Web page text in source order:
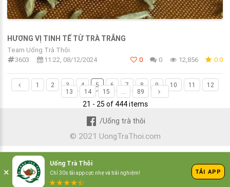
HƯƠNG VỊ TINH TẾ TỪ TRÀ TRẮNG
Team Uống Trà Thôi
3603
11:22, 08/12/2024 0 0 12,856 0.0
1 2 3 4 5 6 7 8 9 10 11
12
13
14 15 ... 89
21 - 25 of 444 items
/Uống trà thôi
© 2021 UongTraThoi.com
TẢI APP
×
Uống Trà Thôi
Chỉ 30s tải app cực nhẹ và trải nghiệm!
★★★★☆
★